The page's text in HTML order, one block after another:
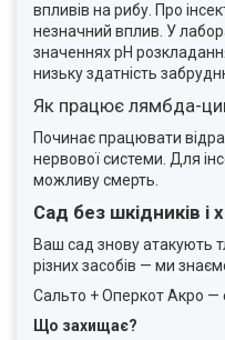
впливів на рибу. Про
незначний вплив. У
значеннях рН
низьку здатність
Як працює лямбда-
Починає працювати
нервової системи. Для
можливу смерть.
Сад без шкідників
Ваш сад знову атакують
різних засобів — ми
Сальто + Оперкот Акро —
Що захищає?